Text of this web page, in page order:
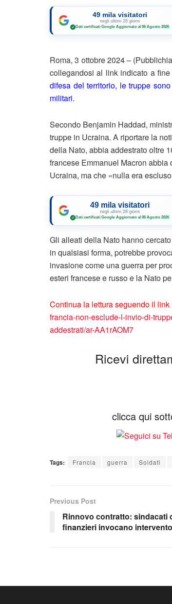
49 mila visitatori
negli ultimi 28 giorni
✓ Dati certificati Google·Aggiornato al 06 Agosto 2026
Roma, 3 ottobre 2024 –
collegandosi al link indicato a
difesa del territorio, le truppe
militari.
Secondo Benjamin Haddad,
truppe in Ucraina. A riportare la
della Nato, abbia addestrato oltre
francese Emmanuel Macron abbia
Ucraina, ma che «nulla era
49 mila visitatori
negli ultimi 28 giorni
✓ Dati certificati Google·Aggiornato al 06 Agosto 2026
Gli alleati della Nato hanno
in qualsiasi forma, potrebbe
invasione come una guerra per
esteri francese e russo e la Nato
Continua la lettura seguendo il link
francia-non-esclude-l-invio-di-
addestrati/ar-AA1rAOM7
Ricevi
clicca qui
Tags: Francia guerra Soldati
Previous Post
Rinnovo contratto: sindacati
finanzieri invocano